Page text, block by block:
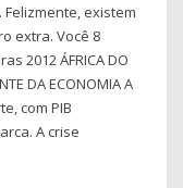
existem
extra. Você 8
2012 ÁFRICA DO
DA ECONOMIA A
com PIB
A crise